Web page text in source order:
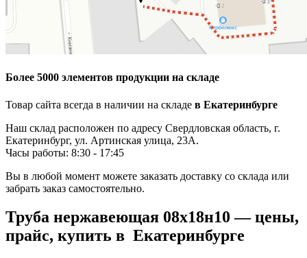
Более 5000 элементов продукции на складе
Товар сайта всегда в наличии на складе в Екатеринбурге
Наш склад расположен по адресу Свердловская область, г.
Екатеринбург, ул. Артинская улица, 23А.
Часы работы: 8:30 - 17:45
Вы в любой момент можете заказать доставку со склада или
забрать заказ самостоятельно.
Труба нержавеющая 08х18н10 — цены,
прайс, купить в Екатеринбурге